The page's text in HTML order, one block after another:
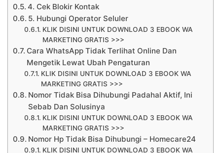
4. Cek Blokir Kontak
5. Hubungi Operator Seluler
KLIK DISINI UNTUK DOWNLOAD 3 EBOOK WA
MARKETING GRATIS >>>
Cara WhatsApp Tidak Terlihat Online Dan
Mengetik Lewat Ubah Pengaturan
KLIK DISINI UNTUK DOWNLOAD 3 EBOOK WA
MARKETING GRATIS >>>
Nomor Tidak Bisa Dihubungi Padahal Aktif, Ini
Sebab Dan Solusinya
KLIK DISINI UNTUK DOWNLOAD 3 EBOOK WA
MARKETING GRATIS >>>
Nomor Hp Tidak Bisa Dihubungi – Homecare24
KLIK DISINI UNTUK DOWNLOAD 3 EBOOK WA